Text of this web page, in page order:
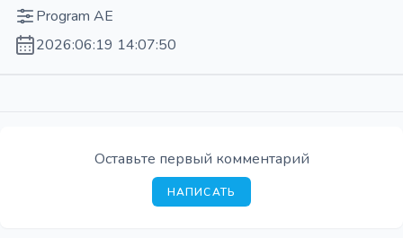
Program AE
2026:06:19 14:07:50
Оставьте первый комментарий
НАПИСАТЬ